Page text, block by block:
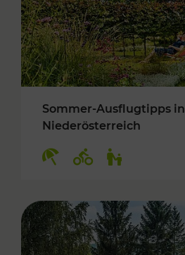
Sommer-Ausflugtipps in
Niederösterreich